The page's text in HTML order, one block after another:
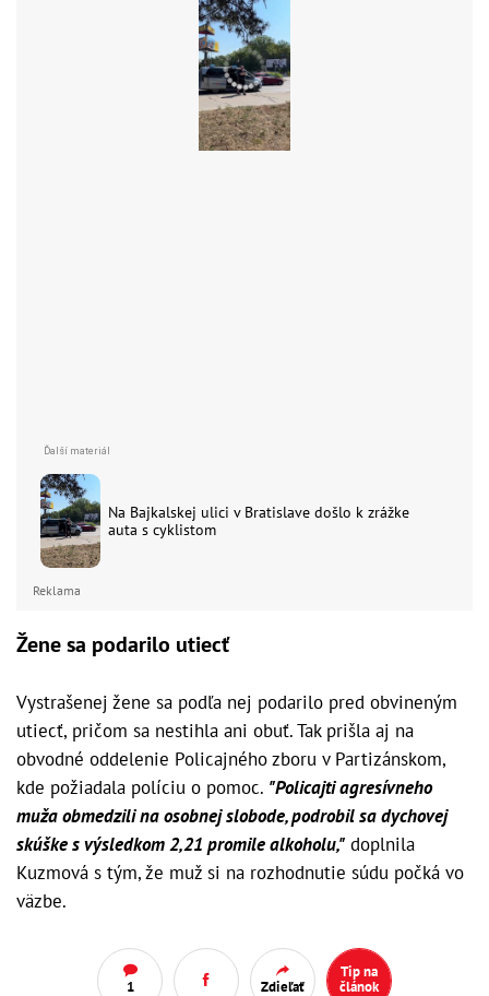
Na Bajkalskej ulici v Bratislave došlo k zrážke
auta s cyklistom
Reklama
Žene sa podarilo utiecť
Vystrašenej žene sa podľa nej podarilo pred obvineným
utiecť, pričom sa nestihla ani obuť. Tak prišla aj na
obvodné oddelenie Policajného zboru v Partizánskom,
kde požiadala políciu o pomoc. "Policajti agresívneho
muža obmedzili na osobnej slobode, podrobil sa dychovej
skúške s výsledkom 2,21 promile alkoholu," doplnila
Kuzmová s tým, že muž si na rozhodnutie súdu počká vo
väzbe.
1 Zdieľať
Tip na
článok